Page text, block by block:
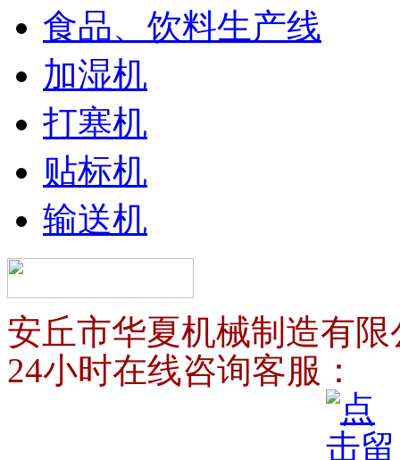
食品、饮料生产线
加湿机
打塞机
贴标机
输送机
安丘市华夏机械制造有限
24小时在线咨询客服：